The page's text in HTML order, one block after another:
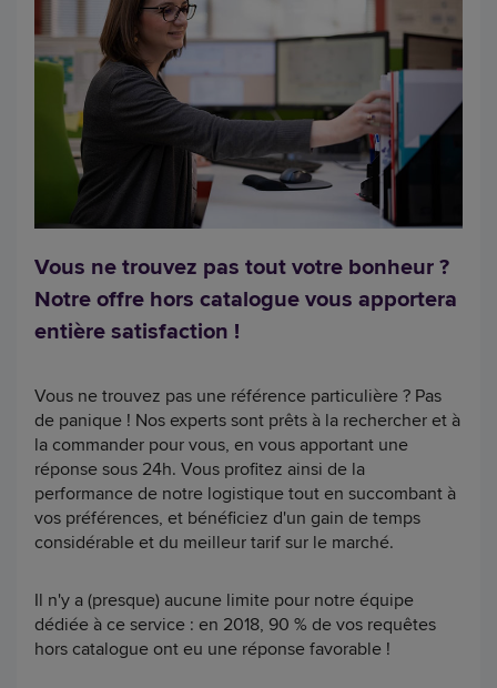
Vous ne trouvez pas tout votre bonheur ?
Notre offre hors catalogue vous apportera
entière satisfaction !
Vous ne trouvez pas une référence particulière ? Pas
de panique ! Nos experts sont prêts à la rechercher et à
la commander pour vous, en vous apportant une
réponse sous 24h. Vous profitez ainsi de la
performance de notre logistique tout en succombant à
vos préférences, et bénéficiez d'un gain de temps
considérable et du meilleur tarif sur le marché.
Il n'y a (presque) aucune limite pour notre équipe
dédiée à ce service : en 2018, 90 % de vos requêtes
hors catalogue ont eu une réponse favorable !